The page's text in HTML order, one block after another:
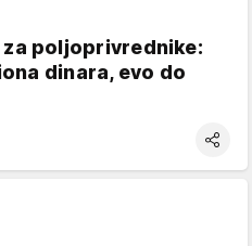
poljoprivrednike:
dinara, evo do